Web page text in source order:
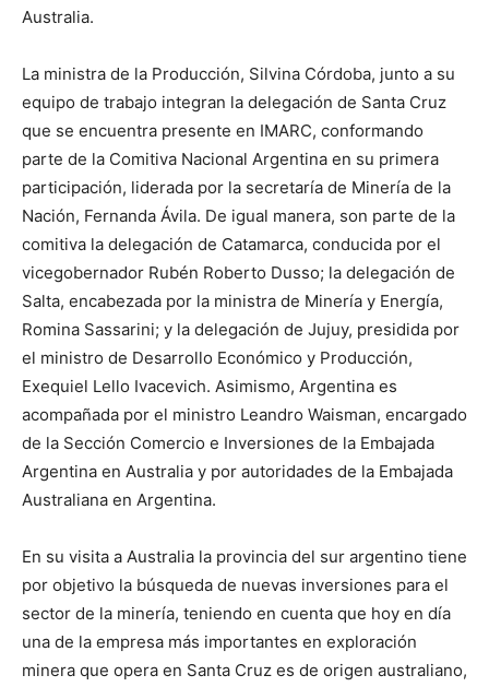
Australia.
La ministra de la Producción, Silvina Córdoba, junto a su
equipo de trabajo integran la delegación de Santa Cruz
que se encuentra presente en IMARC, conformando
parte de la Comitiva Nacional Argentina en su primera
participación, liderada por la secretaría de Minería de la
Nación, Fernanda Ávila. De igual manera, son parte de la
comitiva la delegación de Catamarca, conducida por el
vicegobernador Rubén Roberto Dusso; la delegación de
Salta, encabezada por la ministra de Minería y Energía,
Romina Sassarini; y la delegación de Jujuy, presidida por
el ministro de Desarrollo Económico y Producción,
Exequiel Lello Ivacevich. Asimismo, Argentina es
acompañada por el ministro Leandro Waisman, encargado
de la Sección Comercio e Inversiones de la Embajada
Argentina en Australia y por autoridades de la Embajada
Australiana en Argentina.
En su visita a Australia la provincia del sur argentino tiene
por objetivo la búsqueda de nuevas inversiones para el
sector de la minería, teniendo en cuenta que hoy en día
una de la empresa más importantes en exploración
minera que opera en Santa Cruz es de origen australiano,